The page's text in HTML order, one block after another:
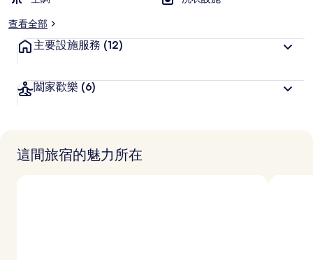
查看全部
主要設施服務 (12)
闔家歡樂 (6)
這間旅宿的魅力所在